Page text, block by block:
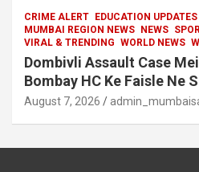
CRIME ALERT EDUCATION UPDATES
MUMBAI REGION NEWS NEWS
VIRAL & TRENDING WORLD NEWS
Dombivli Assault Case
Bombay HC Ke Faisle Ne
August 7, 2026